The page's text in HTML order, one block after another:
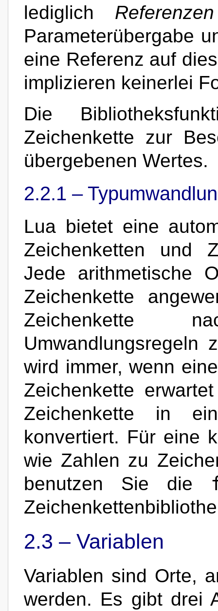
lediglich Referenzen
Parameterübergabe
eine Referenz auf
implizieren keinerlei
Die
Zeichenkette zur
übergebenen Wertes.
2.2.1 –
Lua bietet eine
Zeichenketten und
Jede arithmetische
Zeichenkette
Zeichenkette
Umwandlungsregeln
wird immer, wenn
Zeichenkette
Zeichenkette in
konvertiert. Für eine
wie Zahlen zu
benutzen Sie die
2.3 – Variablen
Variablen sind Orte,
werden. Es gibt drei